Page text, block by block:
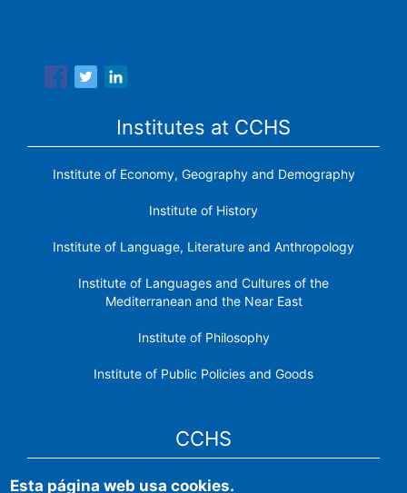
Institutes at CCHS
Institute of Economy, Geography and Demography
Institute of History
Institute of Language, Literature and Anthropology
Institute of Languages ​​and Cultures of the
Mediterranean and the Near East
Institute of Philosophy
Institute of Public Policies and Goods
CCHS
CSIC Electronic Office
Esta página web usa cookies.